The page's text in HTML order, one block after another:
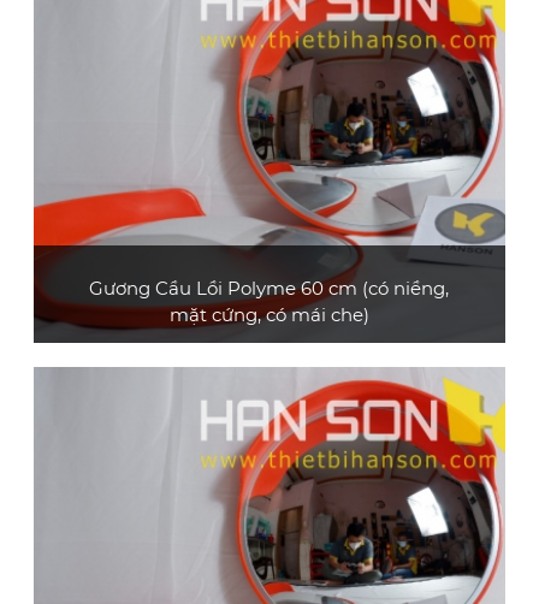
XEM CHI TIẾT
Gương Cầu Lồi Polyme 60 cm (có niềng,
mặt cứng, có mái che)
kính 60 cm, có mái che
XEM CHI TIẾT